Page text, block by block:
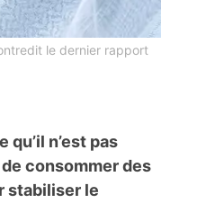
le dernier rapport
n’est pas
consommer des
stabiliser le